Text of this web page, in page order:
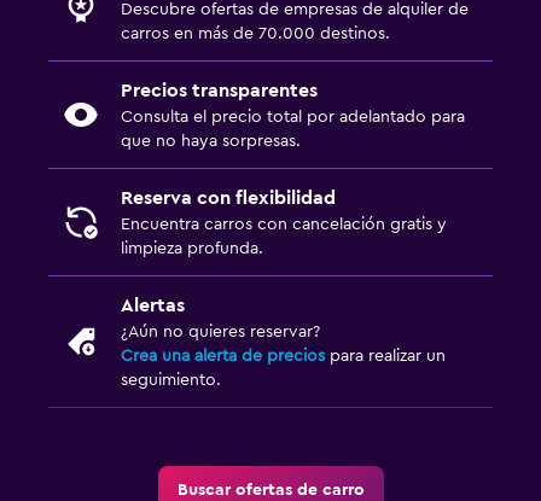
Descubre ofertas de empresas de alquiler de
carros en más de 70.000 destinos.
Precios transparentes
Consulta el precio total por adelantado para
que no haya sorpresas.
Reserva con flexibilidad
Encuentra carros con cancelación gratis y
limpieza profunda.
Alertas
¿Aún no quieres reservar?
Crea una alerta de precios para realizar un
seguimiento.
Buscar ofertas de carro